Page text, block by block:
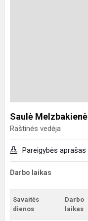
Saulė Melzbakienė
Raštinės vedėja
Pareigybės aprašas
Darbo laikas
Savaitės
dienos
Darbo
laikas